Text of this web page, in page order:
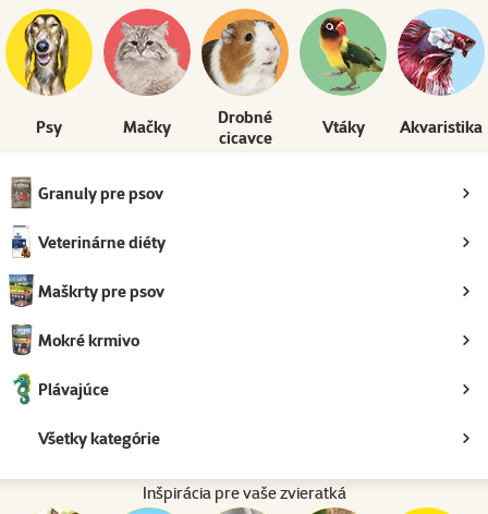
Psy Mačky
Drobné
cicavce
Vtáky Akvaristika
Granuly pre psov
Veterinárne diéty
Maškrty pre psov
Mokré krmivo
Plávajúce
Všetkykategórie
Inšpirácia pre vaše zvieratká